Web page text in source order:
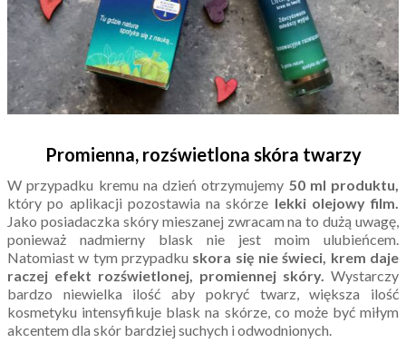
Promienna, rozświetlona skóra twarzy
W przypadku kremu na dzień otrzymujemy 50 ml produktu,
który po aplikacji pozostawia na skórze lekki olejowy film.
Jako posiadaczka skóry mieszanej zwracam na to dużą uwagę,
ponieważ nadmierny blask nie jest moim ulubieńcem.
Natomiast w tym przypadku skora się nie świeci, krem daje
raczej efekt rozświetlonej, promiennej skóry. Wystarczy
bardzo niewielka ilość aby pokryć twarz, większa ilość
kosmetyku intensyfikuje blask na skórze, co może być miłym
akcentem dla skór bardziej suchych i odwodnionych.